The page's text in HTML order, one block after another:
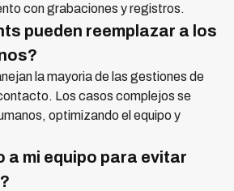
con grabaciones y registros.
pueden reemplazar a los
la mayoria de las gestiones de
Los casos complejos se
optimizando el equipo y
a mi equipo para evitar